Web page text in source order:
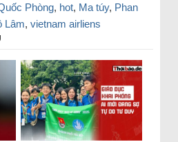
Phòng, hot, Ma túy, Phan
Lâm, vietnam airliens